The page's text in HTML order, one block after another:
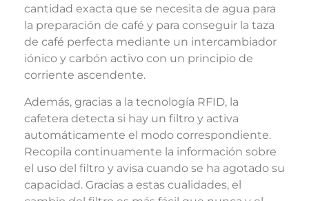
cantidad exacta que se necesita de agua para
la preparación de café y para conseguir la taza
de café perfecta mediante un intercambiador
iónico y carbón activo con un principio de
corriente ascendente.
Además, gracias a la tecnología RFID, la
cafetera detecta si hay un filtro y activa
automáticamente el modo correspondiente.
Recopila continuamente la información sobre
el uso del filtro y avisa cuando se ha agotado su
capacidad. Gracias a estas cualidades, el